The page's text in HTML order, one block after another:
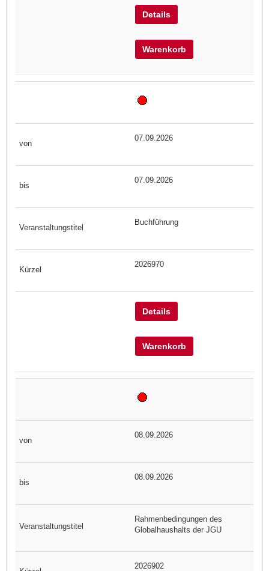
Details
Warenkorb
07.09.2026
07.09.2026
Buchführung
2026970
Details
Warenkorb
08.09.2026
08.09.2026
Rahmenbedingungen des
Globalhaushalts der JGU
2026902